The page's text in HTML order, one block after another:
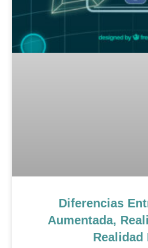
Diferencias
Aumentada,
Realidad